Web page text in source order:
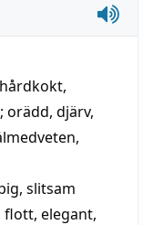
hårdkokt,
; orädd, djärv,
,
, slitsam
flott, elegant,